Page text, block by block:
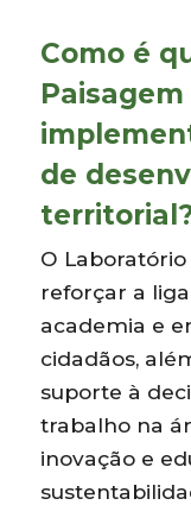
Como é
de
O
reforçar a
academia e
cidadãos,
suporte à
trabalho na
inovação e